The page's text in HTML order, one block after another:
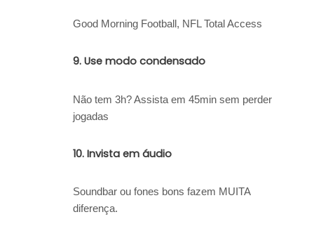
Good Morning Football, NFL Total Access
9. Use modo condensado
Não tem 3h? Assista em 45min sem perder
jogadas
10. Invista em áudio
Soundbar ou fones bons fazem MUITA
diferença.